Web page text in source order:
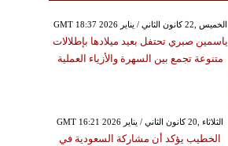
GMT 18:37 2026 الخميس ,22 كانون الثاني / يناير
ياسمين صبري تحتفل بعيد ميلادها بإطلالات
متنوعة تجمع بين السهرة والأزياء العملية
GMT 16:21 2026 الثلاثاء ,20 كانون الثاني / يناير
الخطيب يؤكد أن مشاركة السعودية في